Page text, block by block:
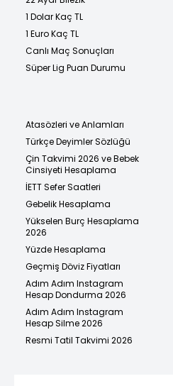
1 Dolar Kaç TL
1 Euro Kaç TL
Canlı Maç Sonuçları
Süper Lig Puan Durumu
Atasözleri ve Anlamları
Türkçe Deyimler Sözlüğü
Çin Takvimi 2026 ve Bebek
Cinsiyeti Hesaplama
İETT Sefer Saatleri
Gebelik Hesaplama
Yükselen Burç Hesaplama
2026
Yüzde Hesaplama
Geçmiş Döviz Fiyatları
Adım Adım Instagram
Hesap Dondurma 2026
Adım Adım Instagram
Hesap Silme 2026
Resmi Tatil Takvimi 2026